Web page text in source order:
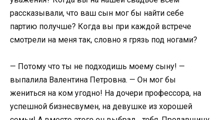
рассказывали, что ваш сын мог бы найти себе
партию получше? Когда вы при каждой встрече
смотрели на меня так, словно я грязь под ногами?
— Потому что ты не подходишь моему сыну! —
выпалила Валентина Петровна. — Он мог бы
жениться на ком угодно! На дочери профессора, на
успешной бизнесвумен, на девушке из хорошей